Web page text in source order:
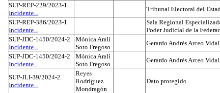
SUP-REP-229/2023-1
Incidente...
Tribunal Electoral del
SUP-REP-386/2023-1
Incidente...
Sala Regional
Poder Judicial de la
SUP-JDC-1450/2024-2
Incidente...
Mónica Aralí
Soto Fregoso
Gerardo Andrés Arceo Vidal
SUP-JDC-1450/2024-2
Incidente...
Mónica Aralí
Soto Fregoso
Gerardo Andrés Arceo Vidal
SUP-JLI-39/2024-2
Incidente...
Reyes
Rodríguez
Mondragón
Dato protegido